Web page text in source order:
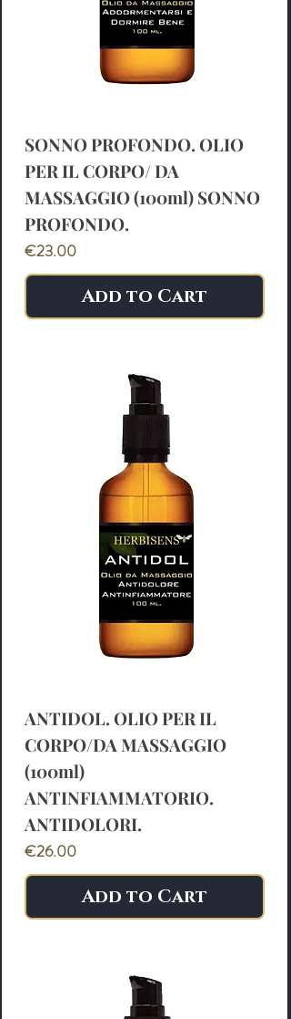
SONNO PROFONDO. OLIO
PER IL CORPO/ DA
MASSAGGIO (100ml) SONNO
PROFONDO.
Price
€23.00
Add to Cart
ANTIDOL. OLIO PER IL
CORPO/DA MASSAGGIO
(100ml)
ANTINFIAMMATORIO.
ANTIDOLORI.
Price
€26.00
Add to Cart